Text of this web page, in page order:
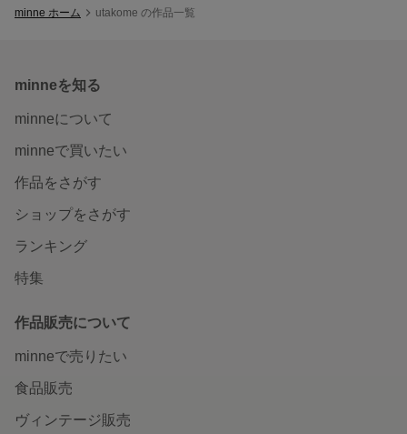
minne ホーム utakome の作品一覧
minneを知る
minneについて
minneで買いたい
作品をさがす
ショップをさがす
ランキング
特集
作品販売について
minneで売りたい
食品販売
ヴィンテージ販売